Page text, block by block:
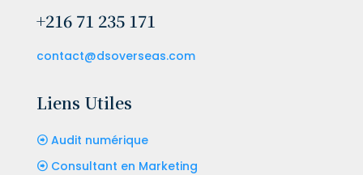
+216 71 235 171
contact@dsoverseas.com
Liens Utiles
Audit numérique
Consultant en Marketing